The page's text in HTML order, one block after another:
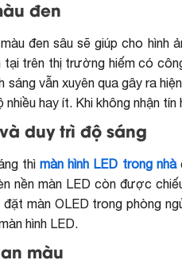
đen
đen sâu sẽ giúp cho
tại trên thị trường hiếm có
sáng vẫn xuyên qua gây ra
nhiều hay ít. Khi không nhận
duy trì độ sáng
thìmàn hình LED trong nhà
nền màn LED còn được
đặt màn OLED trong phòng
hình LED.
màu